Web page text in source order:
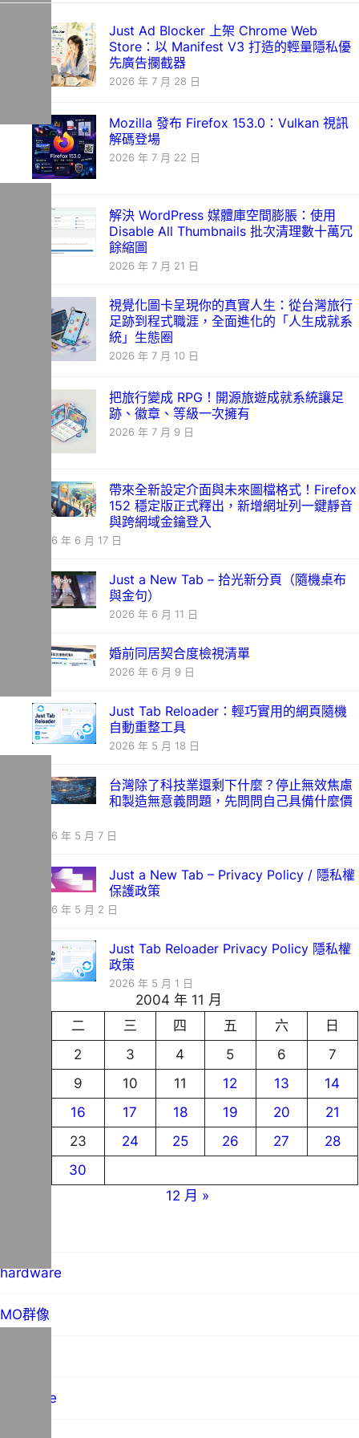
Just Ad Blocker 上架 Chrome Web
Store：以 Manifest V3 打造的輕量隱私優
先廣告攔截器
2026 年 7 月 28 日
Mozilla 發布 Firefox 153.0：Vulkan 視訊
解碼登場
2026 年 7 月 22 日
解決 WordPress 媒體庫空間膨脹：使用
Disable All Thumbnails 批次清理數十萬冗
餘縮圖
2026 年 7 月 21 日
視覺化圖卡呈現你的真實人生：從台灣旅行
足跡到程式職涯，全面進化的「人生成就系
統」生態圈
2026 年 7 月 10 日
把旅行變成 RPG！開源旅遊成就系統讓足
跡、徽章、等級一次擁有
2026 年 7 月 9 日
帶來全新設定介面與未來圖檔格式！Firefox
152 穩定版正式釋出，新增網址列一鍵靜音
與跨網域金鑰登入
2026 年 6 月 17 日
Just a New Tab – 拾光新分頁（隨機桌布
與金句）
2026 年 6 月 11 日
婚前同居契合度檢視清單
2026 年 6 月 9 日
Just Tab Reloader：輕巧實用的網頁隨機
自動重整工具
2026 年 5 月 18 日
台灣除了科技業還剩下什麼？停止無效焦慮
和製造無意義問題，先問問自己具備什麼價
2026 年 5 月 7 日
Just a New Tab – Privacy Policy / 隱私權
保護政策
2026 年 5 月 2 日
Just Tab Reloader Privacy Policy 隱私權
政策
2026 年 5 月 1 日
2004 年 11 月
二 三 四 五 六
日
2 3 4 5 6
7
9 10 11 12 13
14
16 17 18 19 20
21
23 24 25 26 27
28
30
12 月 »
hardware
MO群像
software